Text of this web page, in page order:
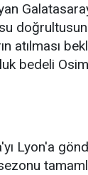
atılması
bedeli
Lyon'a